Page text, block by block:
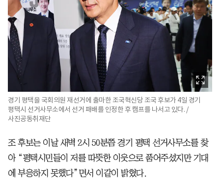
경기 평택을 국회의원 재선거에 출마한 조국혁신당 조국 후보가 4일 경기
평택시 선거사무소에서 선거 패배를 인정한 후 캠프를 나서고 있다. /
사진공동취재단
조 후보는 이날 새벽 2시 50분쯤 경기 평택 선거사무소를 찾
아 “평택시민들이 저를 따뜻한 이웃으로 품어주셨지만 기대
에 부응하지 못했다”면서 이같이 밝혔다.